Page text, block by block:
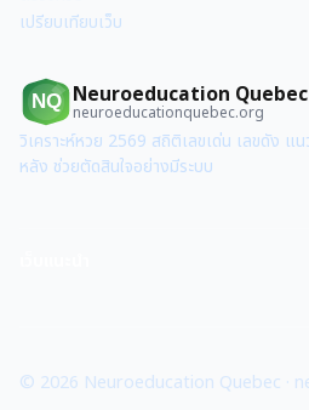
เปรียบเทียบเว็บ
NQ Neuroeducation Quebec
neuroeducationquebec.org
วิเคราะห์หวย 2569 สถิติเลขเด่น เลขดัง
หลัง ช่วยตัดสินใจอย่างมีระบบ
© 2026 Neuroeducation Quebec ·